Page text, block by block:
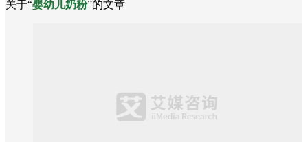
关于“婴幼儿奶粉”的文章